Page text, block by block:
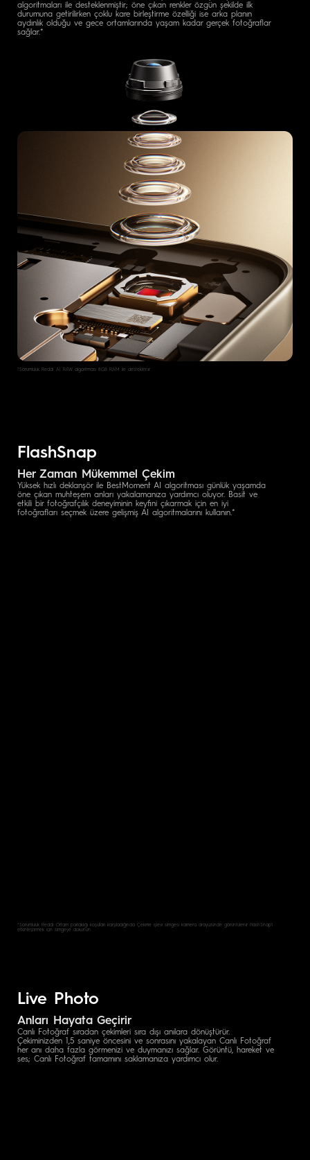
algoritmaları ile desteklenmiştir; öne çıkan renkler özgün şekilde ilk
durumuna getirilirken çoklu kare birleştirme özelliği ise arka planın
aydınlık olduğu ve gece ortamlarında yaşam kadar gerçek fotoğraflar
sağlar.*
*Sorumluluk Reddi: AI RAW algoritması 8GB RAM ile desteklenir.
FlashSnap
Her Zaman Mükemmel Çekim
Yüksek hızlı deklanşör ile BestMoment AI algoritması günlük yaşamda
öne çıkan muhteşem anları yakalamanıza yardımcı oluyor. Basit ve
etkili bir fotoğrafçılık deneyiminin keyfini çıkarmak için en iyi
fotoğrafları seçmek üzere gelişmiş AI algoritmalarını kullanın.*
*Sorumluluk Reddi: Ortam parlaklığı koşulları karşıladığında Çekme işlevi simgesi kamera arayüzünde görüntülenir. FlashSnap'i
etkinleştirmek için simgeye dokunun.
Live Photo
Anları Hayata Geçirir
Canlı Fotoğraf sıradan çekimleri sıra dışı anılara dönüştürür.
Çekiminizden 1,5 saniye öncesini ve sonrasını yakalayan Canlı Fotoğraf
her anı daha fazla görmenizi ve duymanızı sağlar. Görüntü, hareket ve
ses; Canlı Fotoğraf tamamını saklamanıza yardımcı olur.